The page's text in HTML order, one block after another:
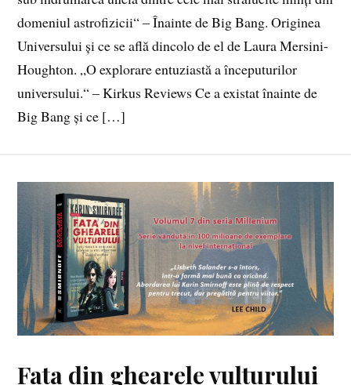
domeniul astrofizicii“ – Înainte de Big Bang. Originea
Universului și ce se află dincolo de el de Laura Mersini-
Houghton. „O explorare entuziastă a începuturilor
universului.“ – Kirkus Reviews Ce a existat înainte de
Big Bang și ce […]
Fata din ghearele vulturului